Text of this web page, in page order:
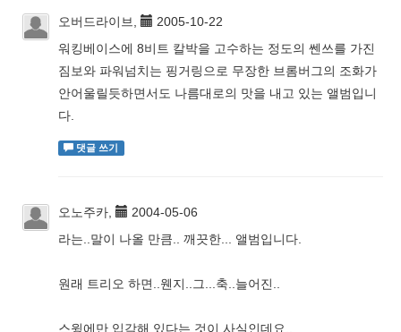
오버드라이브,
2005-10-22
워킹베이스에 8비트 칼박을 고수하는 정도의 쎈쓰를 가진
짐보와 파워넘치는 핑거링으로 무장한 브롬버그의 조화가
안어울릴듯하면서도 나름대로의 맛을 내고 있는 앨범입니
다.
댓글 쓰기
오노주카,
2004-05-06
라는..말이 나올 만큼.. 깨끗한... 앨범입니다.
원래 트리오 하면..웬지..그...축..늘어진..
스윙에만 입각해 있다는 것이 사실인데요..